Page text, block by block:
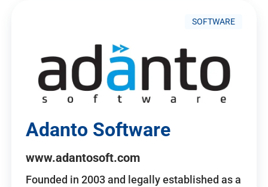
SOFTWARE
Adanto Software
www.adantosoft.com
Founded in 2003 and legally established as a